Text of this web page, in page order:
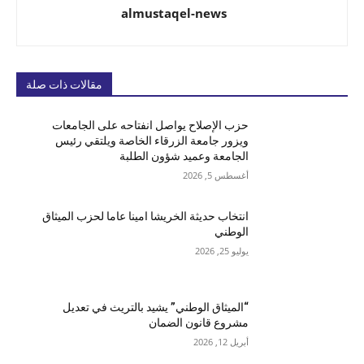
almustaqel-news
مقالات ذات صلة
حزب الإصلاح يواصل انفتاحه على الجامعات
ويزور جامعة الزرقاء الخاصة ويلتقي رئيس
الجامعة وعميد شؤون الطلبة
أغسطس 5, 2026
انتخاب حديثة الخريشا امينا عاما لحزب الميثاق
الوطني
يوليو 25, 2026
“الميثاق الوطني” يشيد بالتريث في تعديل
مشروع قانون الضمان
أبريل 12, 2026